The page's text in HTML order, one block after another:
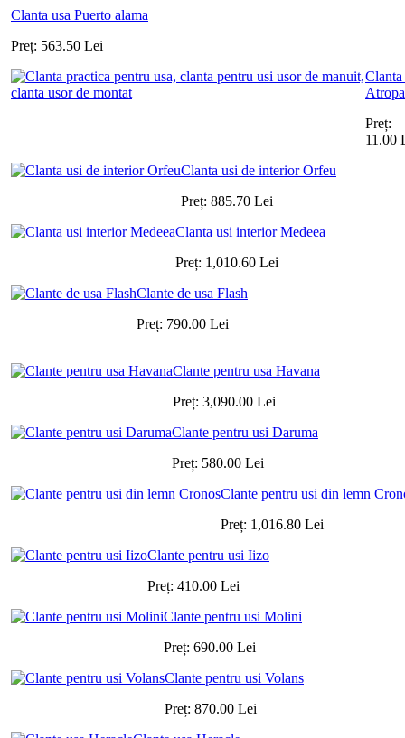
Clanta usa Puerto alama
Preț: 563.50 Lei
Clanta
Atropa
Preț:
11.00
Clanta usi de interior Orfeu
Preț: 885.70 Lei
Clanta usi interior Medeea
Preț: 1,010.60 Lei
Clante de usa Flash
Preț: 790.00 Lei
Clante pentru usa Havana
Preț: 3,090.00 Lei
Clante pentru usi Daruma
Preț: 580.00 Lei
Clante pentru usi din lemn
Preț: 1,016.80 Lei
Clante pentru usi Iizo
Preț: 410.00 Lei
Clante pentru usi Molini
Preț: 690.00 Lei
Clante pentru usi Volans
Preț: 870.00 Lei